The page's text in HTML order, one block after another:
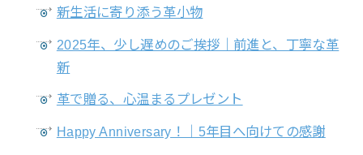
新生活に寄り添う革小物
2025年、少し遅めのご挨拶｜前進と、丁寧な革
新
革で贈る、心温まるプレゼント
Happy Anniversary！｜5年目へ向けての感謝